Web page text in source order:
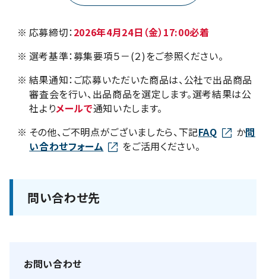
※ 応募締切：2026年4月24日（金）17:00必着
※ 選考基準：募集要項５－(２)をご参照ください。
※ 結果通知：ご応募いただいた商品は、公社で出品商品
審査会を行い、出品商品を選定します。選考結果は公
社よりメールで通知いたします。
※ その他、ご不明点がございましたら、下記FAQ か問
い合わせフォーム
をご活用ください。
問い合わせ先
お問い合わせ